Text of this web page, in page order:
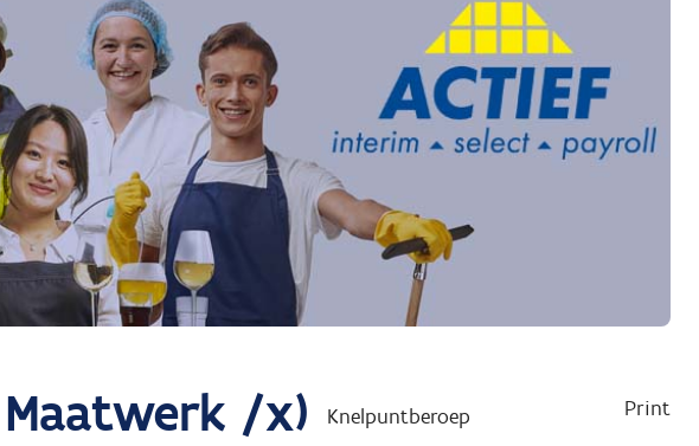
/x) Knelpuntberoep Print